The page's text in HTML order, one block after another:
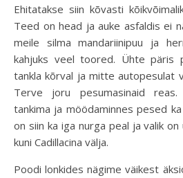
Ehitatakse siin kõvasti
Teed on head ja auke asfaldis ei
meile silma mandariinipuu ja
kahjuks veel toored. Ühte päris
tankla kõrval ja mitte autopesulat
Terve joru pesumasinaid
tankima ja möödaminnes pesed
on siin ka iga nurga peal ja valik
kuni Cadillacina välja.
Poodi lonkides nägime väikest